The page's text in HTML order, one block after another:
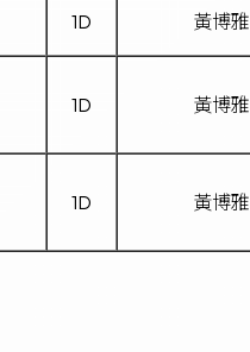
1D 黃博雅
1D 黃博雅
1D 黃博雅